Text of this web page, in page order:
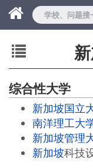
综合性大学
新加坡国立
南洋理工大
新加坡管理
新加坡科技